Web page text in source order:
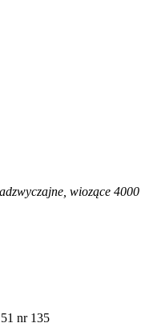
wiozące 4000
nr 135